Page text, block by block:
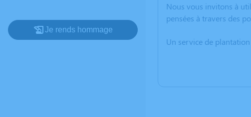
Je rends hommage
Nous vous invitons à
pensées à travers des
Un service de